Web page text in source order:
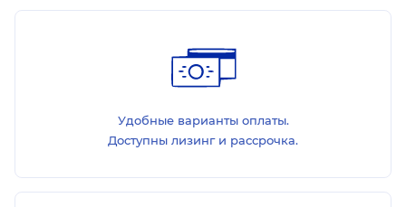
Удобные варианты оплаты.
Доступны лизинг и рассрочка.